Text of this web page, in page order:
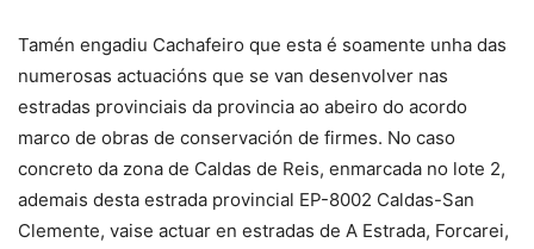
Tamén engadiu Cachafeiro que esta é soamente unha das
numerosas actuacións que se van desenvolver nas
estradas provinciais da provincia ao abeiro do acordo
marco de obras de conservación de firmes. No caso
concreto da zona de Caldas de Reis, enmarcada no lote 2,
ademais desta estrada provincial EP-8002 Caldas-San
Clemente, vaise actuar en estradas de A Estrada, Forcarei,